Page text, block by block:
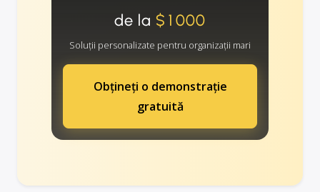
de la $1000
Soluții personalizate pentru organizații mari
Obțineți o demonstrație
gratuită